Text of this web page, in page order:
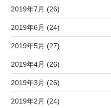
2019年7月 (26)
2019年6月 (24)
2019年5月 (27)
2019年4月 (26)
2019年3月 (26)
2019年2月 (24)